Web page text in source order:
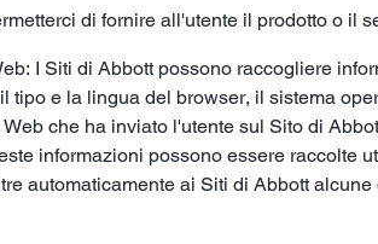
di fornire all'utente il prodotto o il
I Siti di Abbott possono raccogliere
e la lingua del browser, il sistema
che ha inviato l'utente sul Sito di
informazioni possono essere raccolte
automaticamente ai Siti di Abbott